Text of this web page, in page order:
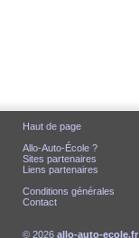
Haut de page
Allo-Auto-École ?
Sites partenaires
Liens partenaires
Conditions générales
Contact
© 2026 allo-auto-ecole.fr